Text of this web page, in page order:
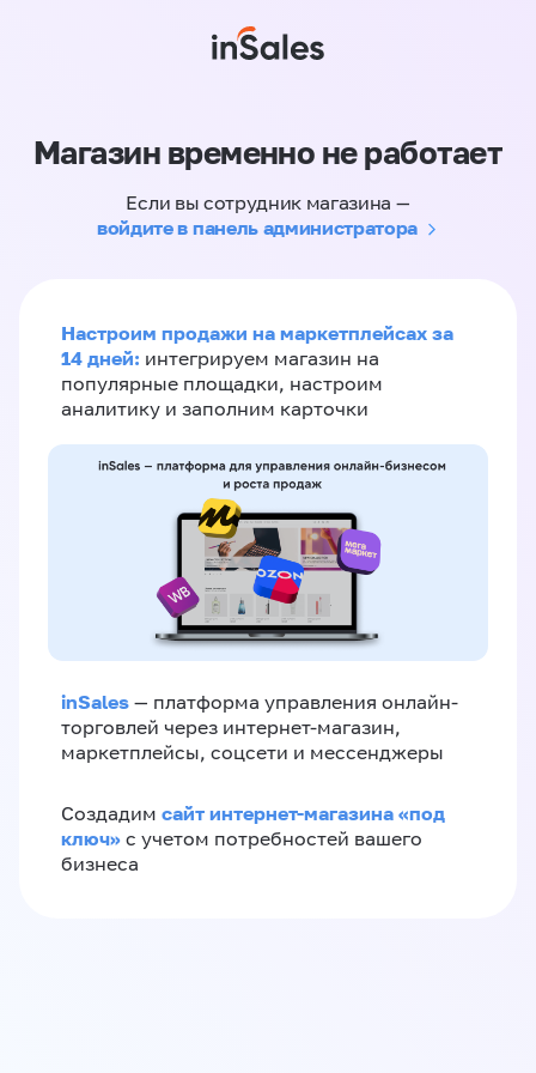
Магазин временно не работает
Если вы сотрудник магазина —
войдите в панель администратора
Настроим продажи на маркетплейсах за
14 дней: интегрируем магазин на
популярные площадки, настроим
аналитику и заполним карточки
inSales — платформа управления онлайн-
торговлей через интернет-магазин,
маркетплейсы, соцсети и мессенджеры
Создадим сайт интернет-магазина «под
ключ» с учетом потребностей вашего
бизнеса